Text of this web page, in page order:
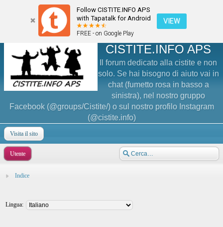
Follow CISTITE.INFO APS
with Tapatalk for Android
FREE - on Google Play
VIEW
CISTITE.INFO APS
Il forum dedicato alla cistite e non
solo. Se hai bisogno di aiuto vai in
chat (fumetto rosa in basso a
sinistra), nel nostro gruppo
Facebook (@groups/Cistite/) o sul nostro profilo Instagram
(@cistite.info)
Visita il sito
Utente
Indice
Lingua: